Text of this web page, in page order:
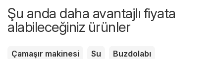
Şu anda daha avantajlı fiyata
alabileceğiniz ürünler
Çamaşır makinesi Su
Buzdolabı